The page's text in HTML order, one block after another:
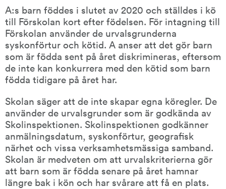
A:s barn föddes i slutet av 2020 och ställdes i kö
till Förskolan kort efter födelsen. För intagning till
Förskolan använder de urvalsgrunderna
syskonförtur och kötid. A anser att det gör barn
som är födda sent på året diskrimineras, eftersom
de inte kan konkurrera med den kötid som barn
födda tidigare på året har.
Skolan säger att de inte skapar egna köregler. De
använder de urvalsgrunder som är godkända av
Skolinspektionen. Skolinspektionen godkänner
anmälningsdatum, syskonförtur, geografisk
närhet och vissa verksamhetsmässiga samband.
Skolan är medveten om att urvalskriterierna gör
att barn som är födda senare på året hamnar
längre bak i kön och har svårare att få en plats.